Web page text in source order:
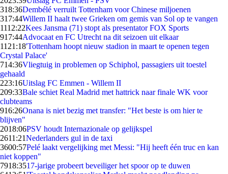
318:36Dembélé verruilt Tottenham voor Chinese miljoenen
317:44Willem II haalt twee Grieken om gemis van Sol op te vangen
1112:22Kees Jansma (71) stopt als presentator FOX Sports
917:44Advocaat en FC Utrecht na dit seizoen uit elkaar
11 21:18'Tottenham hoopt nieuw stadion in maart te openen tegen
Crystal Palace'
714:36Vliegtuig in problemen op Schiphol, passagiers uit toestel
gehaald
223:16Uitslag FC Emmen - Willem II
209:33Bale schiet Real Madrid met hattrick naar finale WK voor
clubteams
916:26Onana is niet bezig met transfer: "Het beste is om hier te
blijven"
2018:06PSV houdt Internazionale op gelijkspel
2611:21Nederlanders gul in de taxi
3600:57Pelé laakt vergelijking met Messi: "Hij heeft één truc en kan
niet koppen"
7918:3517-jarige probeert beveiliger het spoor op te duwen